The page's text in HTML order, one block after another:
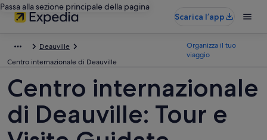
Passa alla sezione principale della pagina
Scarica l’app
Deauville
Centro internazionale di Deauville
Organizza il tuo
viaggio
Centro internazionale
di Deauville: Tour e